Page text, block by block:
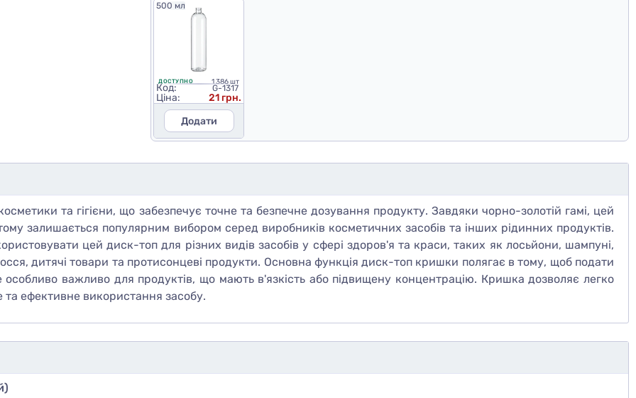
500 мл
ДОСТУПНО 1 386 шт
Код: G-1317
Ціна:
21 грн.
Додати
та гігієни, що забезпечує точне та безпечне дозування продукту. Завдяки чорно-золотій гамі, цей
залишається популярним вибором серед виробників косметичних засобів та інших рідинних продуктів.
цей диск-топ для різних видів засобів у сфері здоров'я та краси, таких як лосьйони, шампуні,
дитячі товари та протисонцеві продукти. Основна функція диск-топ кришки полягає в тому, щоб подати
особливо важливо для продуктів, що мають в'язкість або підвищену концентрацію. Кришка дозволяє легко
та ефективне використання засобу.